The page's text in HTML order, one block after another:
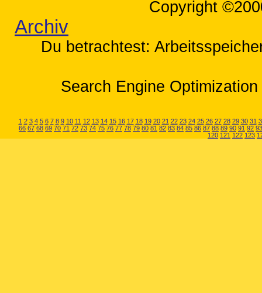
Copyright
Archiv
Du betrachtest:
Search Engine
1 2 3 4 5 6 7 8 9 10 11 12 13 14 15 16 17 18 19 20 21 22 23 24 25 26 27 28 29 30 31
66 67 68 69 70 71 72 73 74 75 76 77 78 79 80 81 82 83 84 85 86 87 88 89 90 91 92 93
120 121 122 123